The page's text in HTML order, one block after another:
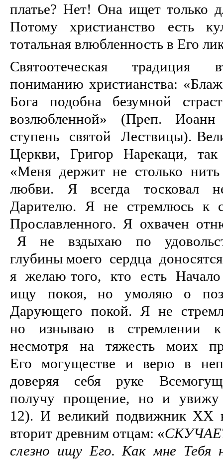
платье? Нет! Она ищет только
Потому христианство есть
тотальная влюбленность в Его
Святоотеческая традиция
пониманию христианства:
Бога подобна безумной
возлюбленной» (Преп.
ступень святой Лествицы).
Церкви, Григор Нарекаци,
«Меня держит не столько
любви. Я всегда
Дарителю. Я не стремлюсь к
Прославленного. Я охвачен
Я не вздыхаю по
глубины моего сердца
я желаю того, кто есть
ищу покоя, но умоляю о
Дарующего покой. Я не
но изнываю в стремлении
несмотря на тяжесть моих
Его могуществе и верю в
доверяя себя руке
получу прощение, но и увижу
12). И великий подвижник XX
вторит древним отцам: «
слезно ищу Его. Как мне Тебя